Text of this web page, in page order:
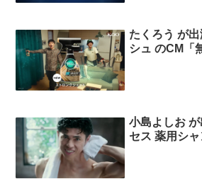
たくろう が
シュ のCM「
小島よしお
セス 薬用シ